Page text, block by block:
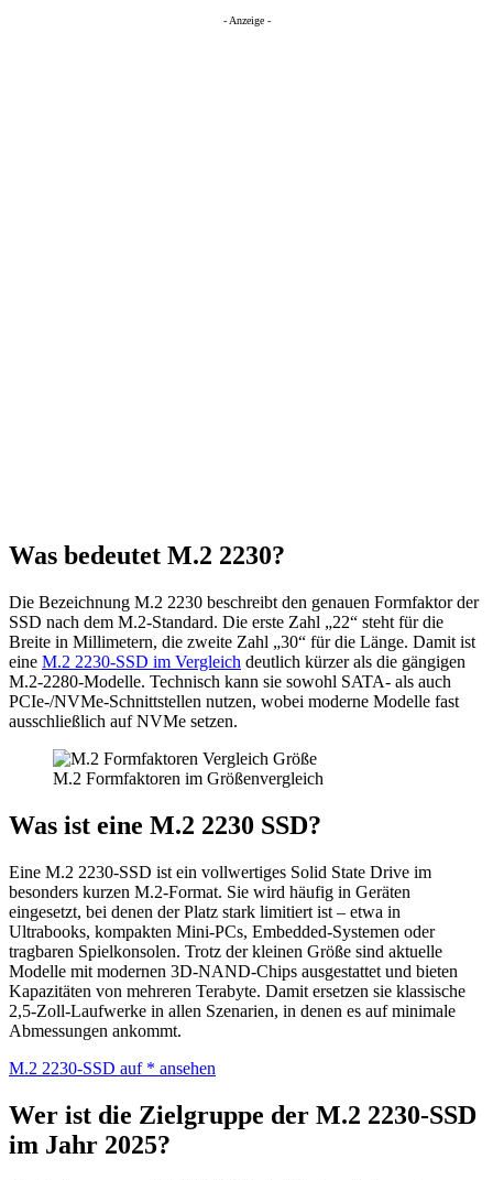
- Anzeige -
Was bedeutet M.2 2230?
Die Bezeichnung M.2 2230 beschreibt den genauen Formfaktor der
SSD nach dem M.2-Standard. Die erste Zahl „22“ steht für die
Breite in Millimetern, die zweite Zahl „30“ für die Länge. Damit ist
eine M.2 2230-SSD im Vergleich deutlich kürzer als die gängigen
M.2-2280-Modelle. Technisch kann sie sowohl SATA- als auch
PCIe-/NVMe-Schnittstellen nutzen, wobei moderne Modelle fast
ausschließlich auf NVMe setzen.
M.2 Formfaktoren im Größenvergleich
Was ist eine M.2 2230 SSD?
Eine M.2 2230-SSD ist ein vollwertiges Solid State Drive im
besonders kurzen M.2-Format. Sie wird häufig in Geräten
eingesetzt, bei denen der Platz stark limitiert ist – etwa in
Ultrabooks, kompakten Mini-PCs, Embedded-Systemen oder
tragbaren Spielkonsolen. Trotz der kleinen Größe sind aktuelle
Modelle mit modernen 3D-NAND-Chips ausgestattet und bieten
Kapazitäten von mehreren Terabyte. Damit ersetzen sie klassische
2,5-Zoll-Laufwerke in allen Szenarien, in denen es auf minimale
Abmessungen ankommt.
M.2 2230-SSD auf * ansehen
Wer ist die Zielgruppe der M.2 2230-SSD
im Jahr 2025?